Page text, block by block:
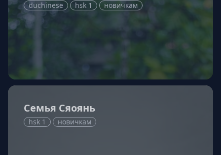
duchinese hsk 1 новичкам
Семья Сяоянь
hsk 1 новичкам